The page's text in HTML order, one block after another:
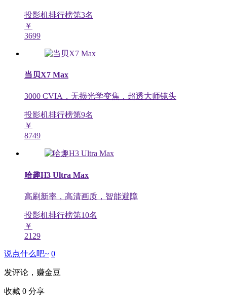
投影机排行榜第3名
￥
3699
当贝X7 Max
3000 CVIA，无损光学变焦，超透大师镜头
投影机排行榜第9名
￥
8749
哈趣H3 Ultra Max
高刷新率，高清画质，智能避障
投影机排行榜第10名
￥
2129
说点什么吧~ 0
发评论，赚金豆
收藏 0 分享